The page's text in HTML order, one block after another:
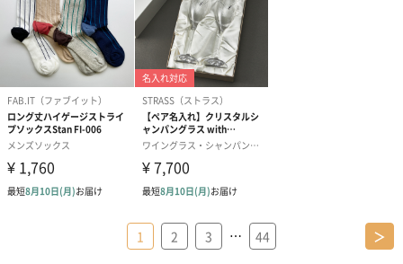
1 2 3 … 44 ＞